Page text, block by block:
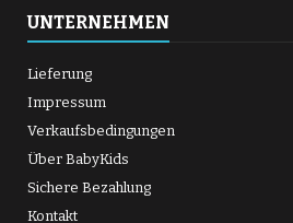
UNTERNEHMEN
Lieferung
Impressum
Verkaufsbedingungen
Über BabyKids
Sichere Bezahlung
Kontakt